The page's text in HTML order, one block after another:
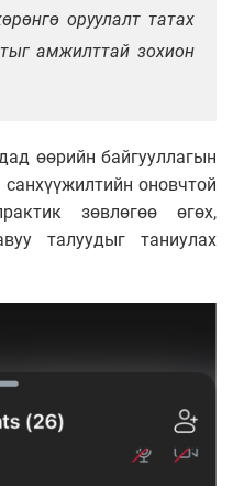
оруулалт татах
амжилттай зохион
өөрийн байгууллагын
оновчтой
зөвлөгөө өгөх,
талуудыг таниулах